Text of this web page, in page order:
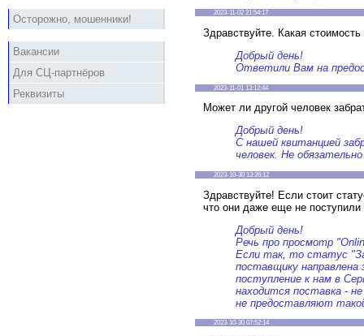
Осторожно, мошенники!
Вакансии
Для СЦ-партнёров
Реквизиты
2023-11-02 21:54:17
Здравствуйте. Какая
Добрый день!
Ответили Вам на
2023-11-01 13:12:44
Может ли другой человек
Добрый день!
С нашей квитанцией
человек. Не
2023-10-30 13:26:12
Здравствуйте! Если стоит
что они даже еще не поступили
Добрый день!
Речь про просмотр
Если так, то статус
поставщику направлена
поступление к нам в
находится поставка -
не предоставляют
2023-10-30 07:52:14